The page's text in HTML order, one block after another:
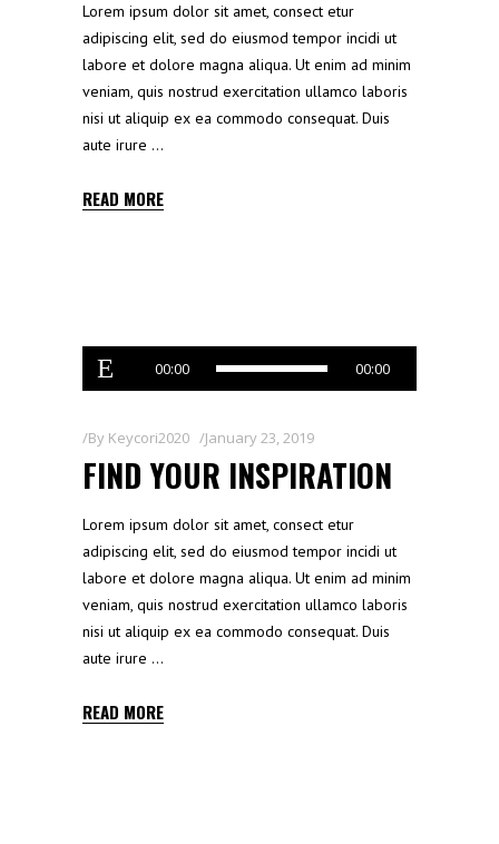
Lorem ipsum dolor sit amet, consect etur
adipiscing elit, sed do eiusmod tempor incidi ut
labore et dolore magna aliqua. Ut enim ad minim
veniam, quis nostrud exercitation ullamco laboris
nisi ut aliquip ex ea commodo consequat. Duis
aute irure
READ MORE
Audio
Player
00:00 00:00
By Keycori2020 January 23, 2019
FIND YOUR INSPIRATION
Lorem ipsum dolor sit amet, consect etur
adipiscing elit, sed do eiusmod tempor incidi ut
labore et dolore magna aliqua. Ut enim ad minim
veniam, quis nostrud exercitation ullamco laboris
nisi ut aliquip ex ea commodo consequat. Duis
aute irure
READ MORE